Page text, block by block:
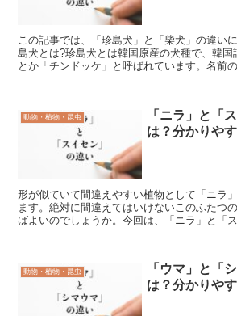
この記事では、「珍島犬」と「柴犬」の違い
島犬とは?珍島犬とは韓国原産の犬種で、韓国
とか「チンドッケ」と呼ばれています。名前
動物・植物・昆虫
「ニラ」と「
は？分かりや
形が似ていて間違えやすい植物として「ニラ
ます。絶対に間違えてはいけないこのふたつ
ばよいのでしょうか。今回は、「ニラ」と「
動物・植物・昆虫
「ウマ」と「
は？分かりや